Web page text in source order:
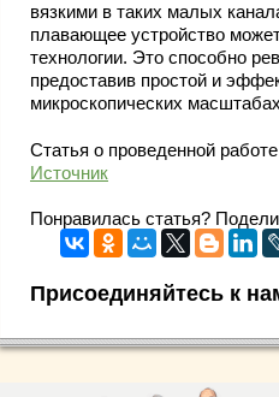
вязкими в таких малых
плавающее устройство
технологии. Это способно
предоставив простой и
микроскопических
Статья о проведенной
Источник
Понравилась статья?
Присоединяйтесь к